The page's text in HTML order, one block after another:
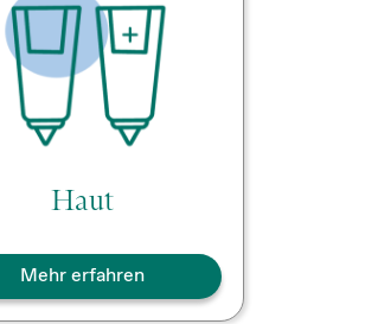
Haut
Mehr erfahren